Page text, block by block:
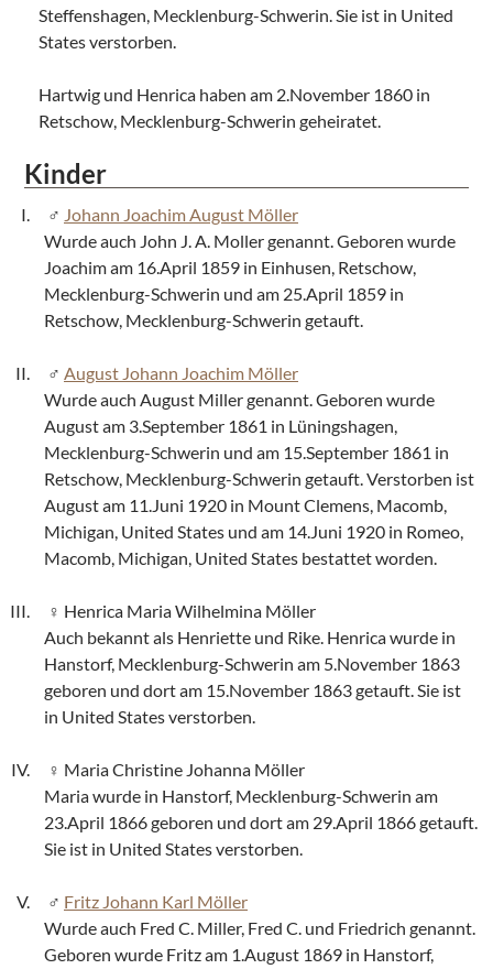
Steffenshagen, Mecklenburg-Schwerin. Sie ist in United
States verstorben.
Hartwig und Henrica haben am 2.November 1860 in
Retschow, Mecklenburg-Schwerin geheiratet.
Kinder
Johann Joachim August Möller
Wurde auch John J. A. Moller genannt. Geboren wurde
Joachim am 16.April 1859 in Einhusen, Retschow,
Mecklenburg-Schwerin und am 25.April 1859 in
Retschow, Mecklenburg-Schwerin getauft.
August Johann Joachim Möller
Wurde auch August Miller genannt. Geboren wurde
August am 3.September 1861 in Lüningshagen,
Mecklenburg-Schwerin und am 15.September 1861 in
Retschow, Mecklenburg-Schwerin getauft. Verstorben ist
August am 11.Juni 1920 in Mount Clemens, Macomb,
Michigan, United States und am 14.Juni 1920 in Romeo,
Macomb, Michigan, United States bestattet worden.
Henrica Maria Wilhelmina Möller
Auch bekannt als Henriette und Rike. Henrica wurde in
Hanstorf, Mecklenburg-Schwerin am 5.November 1863
geboren und dort am 15.November 1863 getauft. Sie ist
in United States verstorben.
Maria Christine Johanna Möller
Maria wurde in Hanstorf, Mecklenburg-Schwerin am
23.April 1866 geboren und dort am 29.April 1866 getauft.
Sie ist in United States verstorben.
Fritz Johann Karl Möller
Wurde auch Fred C. Miller, Fred C. und Friedrich genannt.
Geboren wurde Fritz am 1.August 1869 in Hanstorf,